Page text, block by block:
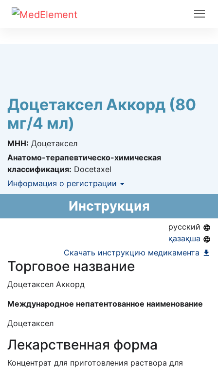
Доцетаксел Аккорд (80
мг/4 мл)
МНН: Доцетаксел
Анатомо-терапевтическо-химическая
классификация: Docetaxel
Информация о регистрации
Информация о регистрации в РК:06.04.2016 -
Инструкция
русский
қазақша
Скачать инструкцию медикамента
Торговое название
Доцетаксел Аккорд
Международное непатентованное наименование
Доцетаксел
Лекарственная форма
Концентрат для приготовления раствора для